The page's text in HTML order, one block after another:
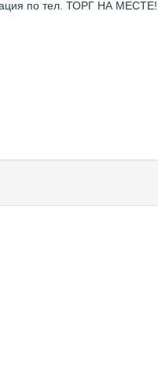
по тел. ТОРГ НА МЕСТЕ!